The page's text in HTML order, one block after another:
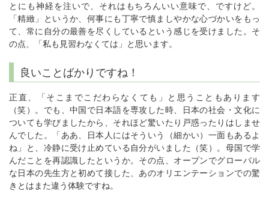
とにも神経を注いで、それはもちろんいい意味で、ですけど。
「精緻」というか、何事にも丁寧で慎ましやかな心づかいをもっ
て、常に自分の最善を尽くしているという感じを受けました。そ
の点、「私も見習わなくては」と思います。
良いことばかりですね！
正直、「そこまでこだわらなくても」と思うこともあります
（笑）。でも、中国で日本語を専攻した時、日本の社会・文化に
ついても学びましたから、それほど驚いたり戸惑ったりはしませ
んでした。「ああ、日本人にはそういう（細かい）一面もあるよ
ね」と、冷静に受け止めている自分がいました（笑）。母国で学
んだことを再認識したというか。その点、オープンでグローバル
な日本の先生方と初めて接した、あのオリエンテーションでの驚
きとはまた違う体験ですね。